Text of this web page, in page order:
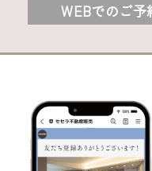
WEBでのご予